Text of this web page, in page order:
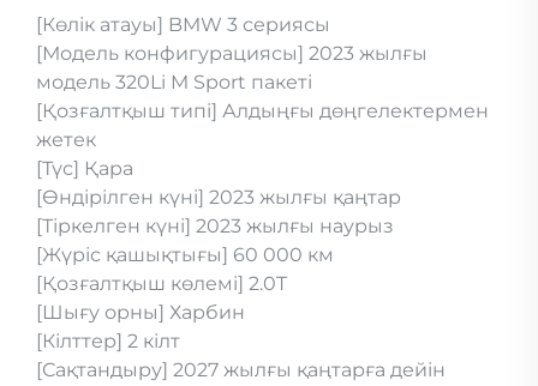
[Көлік атауы] BMW 3 сериясы
[Модель конфигурациясы] 2023 жылғы
модель 320Li M Sport пакеті
[Қозғалтқыш типі] Алдыңғы дөңгелектермен
жетек
[Түс] Қара
[Өндірілген күні] 2023 жылғы қаңтар
[Тіркелген күні] 2023 жылғы наурыз
[Жүріс қашықтығы] 60 000 км
[Қозғалтқыш көлемі] 2.0T
[Шығу орны] Харбин
[Кілттер] 2 кілт
[Сақтандыру] 2027 жылғы қаңтарға дейін